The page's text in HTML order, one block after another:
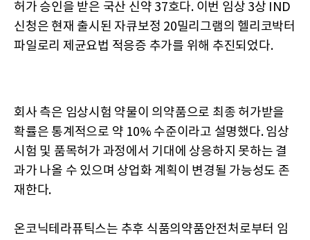
허가 승인을 받은 국산 신약 37호다. 이번 임상 3상 IND
신청은 현재 출시된 자큐보정 20밀리그램의 헬리코박터
파일로리 제균요법 적응증 추가를 위해 추진되었다.
회사 측은 임상시험 약물이 의약품으로 최종 허가받을
확률은 통계적으로 약 10% 수준이라고 설명했다. 임상
시험 및 품목허가 과정에서 기대에 상응하지 못하는 결
과가 나올 수 있으며 상업화 계획이 변경될 가능성도 존
재한다.
온코닉테라퓨틱스는 추후 식품의약품안전처로부터 임